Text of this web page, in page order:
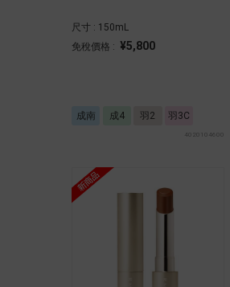
尺寸 : 150mL
免稅價格 : ¥5,800
成南 成4 羽2 羽3C
4020104600